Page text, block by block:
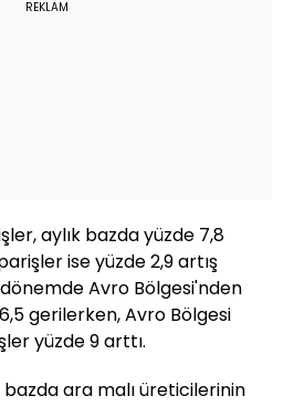
REKLAM
aylık bazda yüzde 7,8
ise yüzde 2,9 artış
Avro Bölgesi'nden
gerilerken, Avro Bölgesi
yüzde 9 arttı.
bazda ara malı üreticilerinin